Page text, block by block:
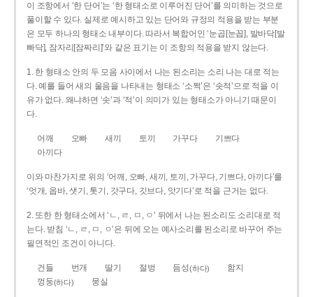
이 조항에서 ‘한 단어’는 ‘한 형태소로 이루어진 단어’를 의미하는 것으로
풀이할 수 있다. 실제로 예시하고 있는 단어와 규정의 적용을 받는 부분
은 모두 하나의 형태소 내부이다. 따라서 복합어인 ‘눈곱[눈꼽], 발바닥[발
빠닥], 잠자리[잠짜리]’와 같은 표기는 이 조항의 적용을 받지 않는다.
1. 한 형태소 안의 두 모음 사이에서 나는 된소리는 소리 나는 대로 적는
다. 예를 들어 새의 울음을 나타내는 형태소 ‘소쩍’은 ‘솟적’으로 적을 이
유가 없다. 왜냐하면 ‘솟’과 ‘적’이 의미가 있는 형태소가 아니기 때문이
다.
어깨 오빠 새끼 토끼 가꾸다
기쁘다
아끼다
이와 마찬가지로 위의 ‘어깨, 오빠, 새끼, 토끼, 가꾸다, 기쁘다, 아끼다’를
‘엇개, 옵바, 샛기, 톳기, 갓구다, 깃브다, 앗기다’로 적을 근거는 없다.
2. 또한 한 형태소에서 ‘ㄴ, ㄹ, ㅁ, ㅇ’ 뒤에서 나는 된소리도 소리대로 적
는다. 받침 ‘ㄴ, ㄹ, ㅁ, ㅇ’은 뒤에 오는 예사소리를 된소리로 바꾸어 주는
필연적인 조건이 아니다.
건들 번개 딸기 절벙 듬성(하다)
함지
껑둥(하다) 뭉실